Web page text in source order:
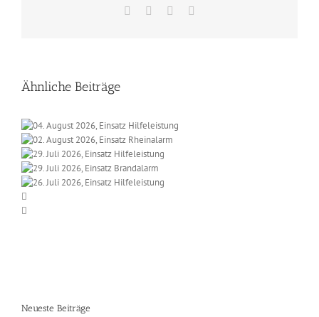
Facebook
Ähnliche Beiträge
Neueste Beiträge